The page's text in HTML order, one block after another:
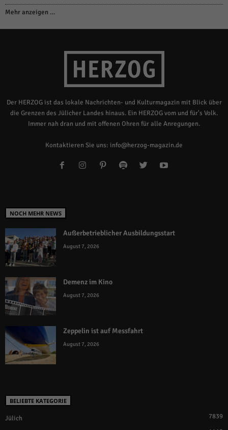
Mehr anzeigen …
Der HERZOG ist das lokale Nachrichten- und Kulturmagazin mit Blick über
die Grenzen des Jülicher Landes hinaus. Ein HERZOG vom und für's Volk.
Immer nah dran und mit offenen Ohren für alle Anregungen.
Kontaktieren Sie uns: info@herzog-magazin.de
NOCH MEHR NEWS
Außerbetrieblicher Ausbildungsstart
August 7, 2026
Demenz im Kino
August 7, 2026
Zeppelin ist auf Messfahrt
August 7, 2026
BELIEBTE KATEGORIE
Jülich 7839